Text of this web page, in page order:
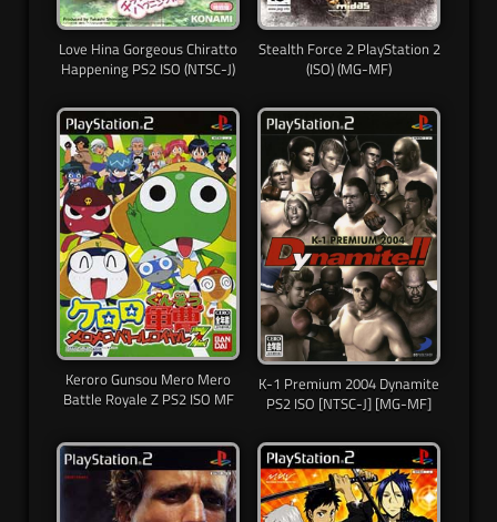
Love Hina Gorgeous Chiratto
Happening PS2 ISO (NTSC-J)
Stealth Force 2 PlayStation 2
(ISO) (MG-MF)
Keroro Gunsou Mero Mero
Battle Royale Z PS2 ISO MF
K-1 Premium 2004 Dynamite
PS2 ISO [NTSC-J] [MG-MF]